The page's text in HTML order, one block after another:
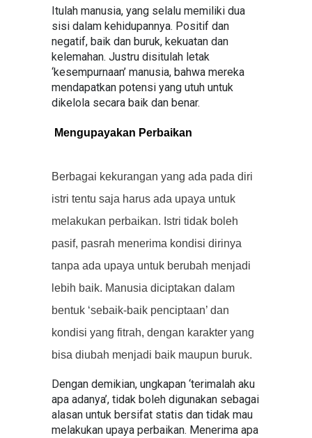
Itulah manusia, yang selalu memiliki dua
sisi dalam kehidupannya. Positif dan
negatif, baik dan buruk, kekuatan dan
kelemahan. Justru disitulah letak
‘kesempurnaan’ manusia, bahwa mereka
mendapatkan potensi yang utuh untuk
dikelola secara baik dan benar.
Mengupayakan Perbaikan
Berbagai kekurangan yang ada pada diri
istri tentu saja harus ada upaya untuk
melakukan perbaikan. Istri tidak boleh
pasif, pasrah menerima kondisi dirinya
tanpa ada upaya untuk berubah menjadi
lebih baik. Manusia diciptakan dalam
bentuk ‘sebaik-baik penciptaan’ dan
kondisi yang fitrah, dengan karakter yang
bisa diubah menjadi baik maupun buruk.
Dengan demikian, ungkapan ‘terimalah aku
apa adanya’, tidak boleh digunakan sebagai
alasan untuk bersifat statis dan tidak mau
melakukan upaya perbaikan. Menerima apa